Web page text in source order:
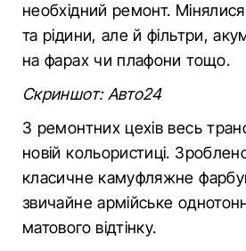
необхідний ремонт.
та рідини, але й фільтри,
на фарах чи плафони тощо.
Скриншот: Авто24
З ремонтних цехів весь
новій кольористиці.
класичне камуфляжне
звичайне армійське
матового відтінку.